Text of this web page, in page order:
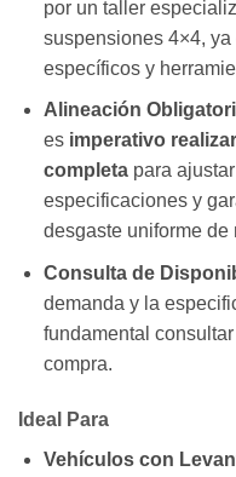
por un taller
suspensiones 4×4,
específicos y
Alineación
es imperativo
completapara
especificaciones y
desgaste uniforme de
Consulta de
demanda y la
fundamental
compra.
Ideal Para
Vehículos con